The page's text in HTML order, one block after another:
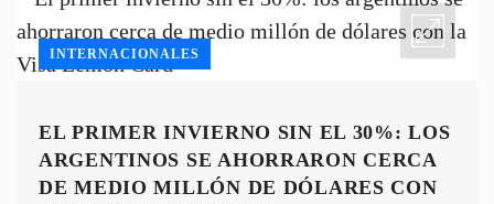
INTERNACIONALES
EL PRIMER INVIERNO SIN EL 30%: LOS
ARGENTINOS SE AHORRARON CERCA
DE MEDIO MILLÓN DE DÓLARES CON